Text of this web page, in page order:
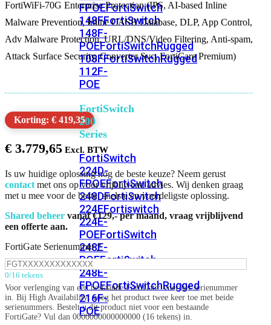
FPOEFortiSwitch
148FFortiSwitch
148F-
POEFortiSwitchRugged
108FFortiSwitchRugged
112F-
POE
FortiSwitch
200
Series
FortiSwitch
224D-
FPOEFortiSwitch
248DFortiSwitch
224EFortiswitch
224E-
POEFortiSwitch
248E-
POEFortiSwitch
248E-
FPOEFortiSwitchRugged
216F-
POE
FortiWiFi-70G Enterprise Protection (IPS, AI-based Inline
Malware Prevention, Inline CASB Database, DLP, App Control,
Adv Malware Protection, URL/DNS/Video Filtering, Anti-spam,
Attack Surface Security, Converter Svc, FortiCare Premium)
Korting: € 419,35
€ 3.779,65
Is uw huidige oplossing nog de beste keuze? Neem gerust
contact met ons op voor vrijblijvend advies. Wij denken graag
met u mee voor de beste, snelste en voordeligste oplossing.
Shared beheer vanaf €129,- per maand, vraag vrijblijvend
een offerte aan.
FortiGate Serienummer *
0/16 tekens
Voor verlenging van een bestaande FortiGate: voer het serienummer
in. Bij High Availability: voeg het product twee keer toe met beide
serienummers. Bestelt u dit product niet voor een bestaande
FortiGate? Vul dan 0000000000000000 (16 tekens) in.